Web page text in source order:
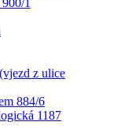
1
z ulice
884/6
1187